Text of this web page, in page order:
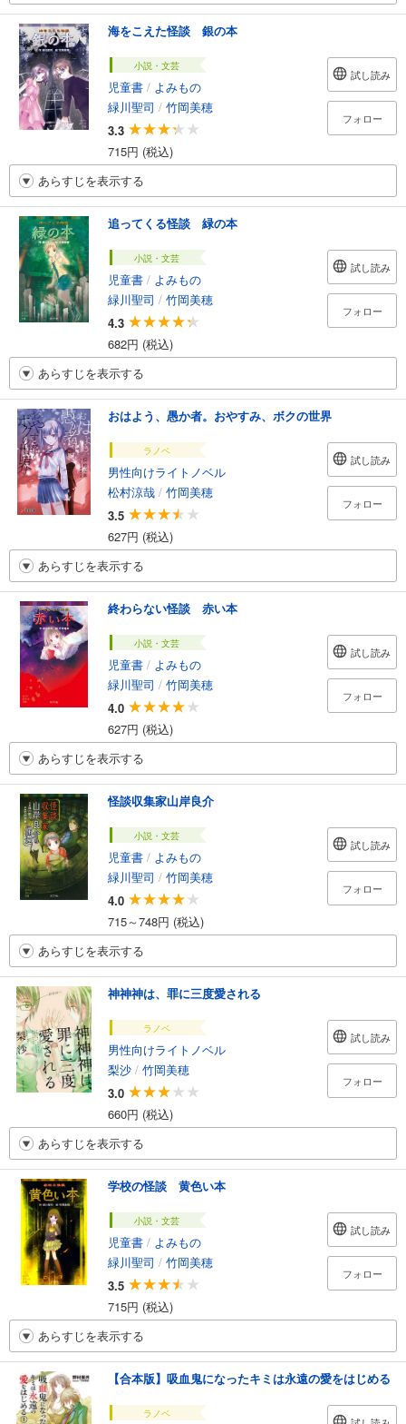
海をこえた怪談 銀の本
小説・文芸
児童書 / よみもの
緑川聖司 / 竹岡美穂
3.3
715円 (税込)
試し読み
フォロー
あらすじを表示する
追ってくる怪談 緑の本
小説・文芸
児童書 / よみもの
緑川聖司 / 竹岡美穂
4.3
682円 (税込)
試し読み
フォロー
あらすじを表示する
おはよう、愚か者。おやすみ、ボクの世界
ラノベ
男性向けライトノベル
松村涼哉 / 竹岡美穂
3.5
627円 (税込)
試し読み
フォロー
あらすじを表示する
終わらない怪談 赤い本
小説・文芸
児童書 / よみもの
緑川聖司 / 竹岡美穂
4.0
627円 (税込)
試し読み
フォロー
あらすじを表示する
怪談収集家山岸良介
小説・文芸
児童書 / よみもの
緑川聖司 / 竹岡美穂
4.0
715～748円 (税込)
試し読み
フォロー
あらすじを表示する
神神神は、罪に三度愛される
ラノベ
男性向けライトノベル
梨沙 / 竹岡美穂
3.0
660円 (税込)
試し読み
フォロー
あらすじを表示する
学校の怪談 黄色い本
小説・文芸
児童書 / よみもの
緑川聖司 / 竹岡美穂
3.5
715円 (税込)
試し読み
フォロー
あらすじを表示する
【合本版】吸血鬼になったキミは永遠の愛をはじめる
ラノベ